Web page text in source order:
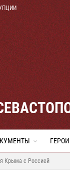
ГЕРОИ
Крыма с Россией